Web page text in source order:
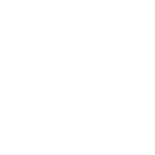
Patronato ha
ampliar el
Entre los hitos
sociedades
como holding